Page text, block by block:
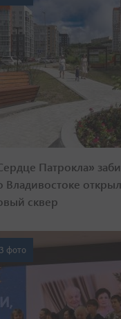
Патрокла»
Владивостоке
сквер
фото